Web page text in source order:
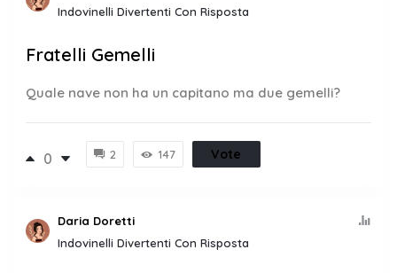
Indovinelli Divertenti Con Risposta
Fratelli Gemelli
Quale nave non ha un capitano ma due gemelli?
0 2 147 Vote
Daria Doretti
Indovinelli Divertenti Con Risposta